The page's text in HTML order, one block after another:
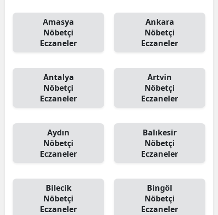
Amasya
Nöbetçi
Eczaneler
Ankara
Nöbetçi
Eczaneler
Antalya
Nöbetçi
Eczaneler
Artvin
Nöbetçi
Eczaneler
Aydın
Nöbetçi
Eczaneler
Balıkesir
Nöbetçi
Eczaneler
Bilecik
Nöbetçi
Eczaneler
Bingöl
Nöbetçi
Eczaneler